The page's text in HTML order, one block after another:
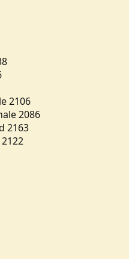
2106
2086
2163